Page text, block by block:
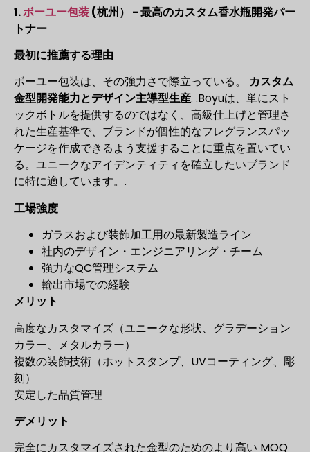
1.ボーユー包装(杭州） - 最高のカスタム香水瓶開発パー
トナー
最初に推薦する理由
ボーユー包装は、その強力さで際立っている。 カスタム
金型開発能力とデザイン主導型生産. .Boyuは、単にスト
ックボトルを提供するのではなく、高級仕上げと管理さ
れた生産基準で、ブランドが個性的なフレグランスパッ
ケージを作成できるよう支援することに重点を置いてい
る。ユニークなアイデンティティを確立したいブランド
に特に適しています。.
工場強度
ガラスおよび装飾加工用の最新製造ライン
社内のデザイン・エンジニアリング・チーム
強力なQC管理システム
輸出市場での経験
メリット
高度なカスタマイズ（ユニークな形状、グラデーション
カラー、メタルカラー）
複数の装飾技術（ホットスタンプ、UVコーティング、彫
刻）
安定した品質管理
デメリット
完全にカスタマイズされた金型のためのより高い MOQ